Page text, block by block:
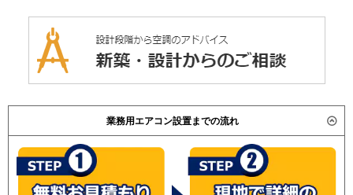
業務用エアコン設置までの流れ